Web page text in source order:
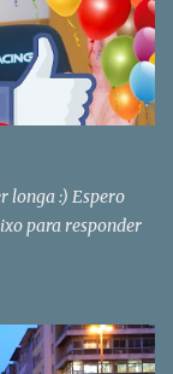
longa :) Espero
para responder